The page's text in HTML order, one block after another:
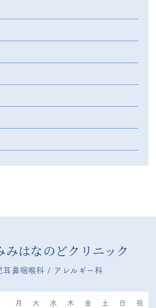
鼻咽喉科 / アレルギー科
月 火 水 木 金 土 日 祝